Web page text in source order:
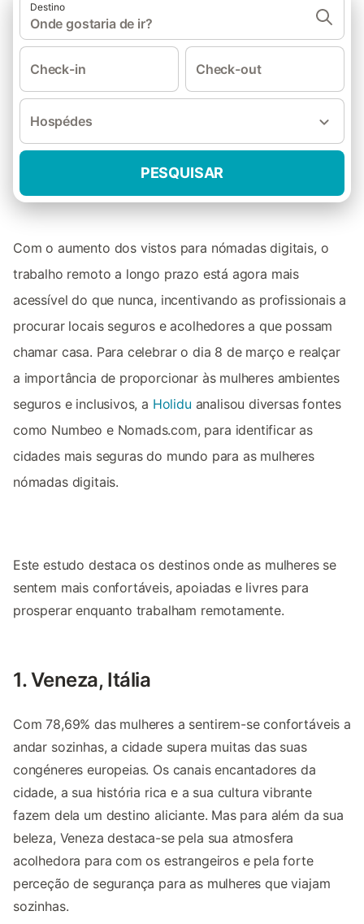
Destino
Onde gostaria de ir?
Check-in Check-out
Hospédes
PESQUISAR
Com o aumento dos vistos para nómadas digitais, o
trabalho remoto a longo prazo está agora mais
acessível do que nunca, incentivando as profissionais a
procurar locais seguros e acolhedores a que possam
chamar casa. Para celebrar o dia 8 de março e realçar
a importância de proporcionar às mulheres ambientes
seguros e inclusivos, a Holidu analisou diversas fontes
como Numbeo e Nomads.com, para identificar as
cidades mais seguras do mundo para as mulheres
nómadas digitais.
Este estudo destaca os destinos onde as mulheres se
sentem mais confortáveis, apoiadas e livres para
prosperar enquanto trabalham remotamente.
1. Veneza, Itália
Com 78,69% das mulheres a sentirem-se confortáveis a
andar sozinhas, a cidade supera muitas das suas
congéneres europeias. Os canais encantadores da
cidade, a sua história rica e a sua cultura vibrante
fazem dela um destino aliciante. Mas para além da sua
beleza, Veneza destaca-se pela sua atmosfera
acolhedora para com os estrangeiros e pela forte
perceção de segurança para as mulheres que viajam
sozinhas.